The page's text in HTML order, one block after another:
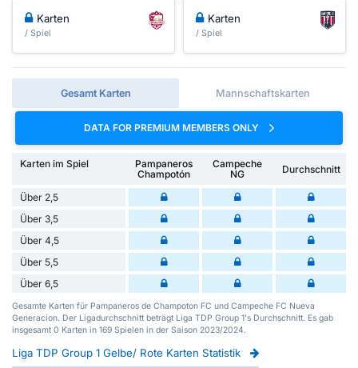
Karten
/ Spiel
Karten
/ Spiel
Gesamt Karten Mannschaftskarten
DATA FOR PREMIUM MEMBERS ONLY
Karten im Spiel
Pampaneros
Champotón
Campeche
NG
Durchschnitt
Über 2,5
Über 3,5
Über 4,5
Über 5,5
Über 6,5
Gesamte Karten für Pampaneros de Champoton FC und Campeche FC Nueva
Generacion. Der Ligadurchschnitt beträgt Liga TDP Group 1's Durchschnitt. Es gab
insgesamt 0 Karten in 169 Spielen in der Saison 2023/2024.
Liga TDP Group 1 Gelbe/ Rote Karten Statistik